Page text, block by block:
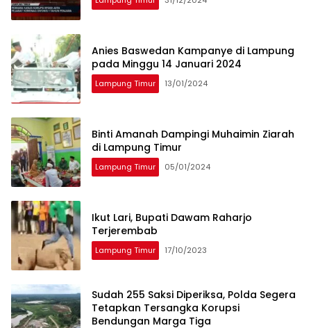
Anies Baswedan Kampanye di Lampung
pada Minggu 14 Januari 2024
Lampung Timur 13/01/2024
Binti Amanah Dampingi Muhaimin Ziarah
di Lampung Timur
Lampung Timur 05/01/2024
Ikut Lari, Bupati Dawam Raharjo
Terjerembab
Lampung Timur 17/10/2023
Sudah 255 Saksi Diperiksa, Polda Segera
Tetapkan Tersangka Korupsi
Bendungan Marga Tiga